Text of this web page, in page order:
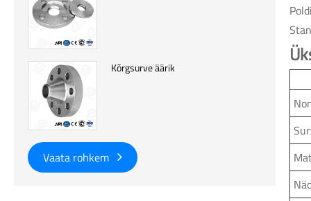
Kõrgsurve äärik
Vaata rohkem